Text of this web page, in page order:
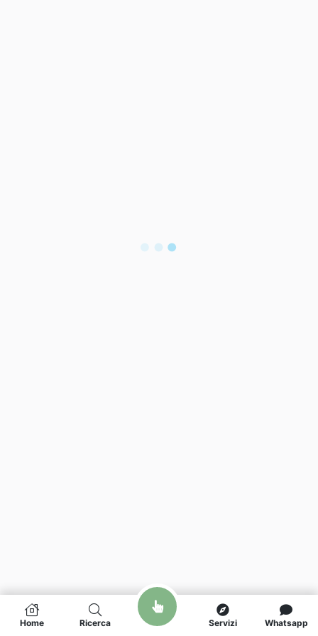
Home Ricerca Servizi Whatsapp